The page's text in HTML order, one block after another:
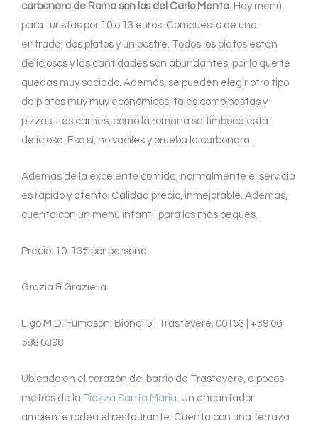
carbonara de Roma son los del Carlo Menta. Hay menú
para turistas por 10 o 13 euros. Compuesto de una
entrada, dos platos y un postre. Todos los platos están
deliciosos y las cantidades son abundantes, por lo que te
quedas muy saciado. Además, se pueden elegir otro tipo
de platos muy muy económicos, tales como pastas y
pizzas. Las carnes, como la romana saltimboca está
deliciosa. Eso sí, no vaciles y prueba la carbonara.
Además de la excelente comida, normalmente el servicio
es rápido y atento. Calidad precio, inmejorable. Además,
cuenta con un menú infantil para los más peques.
Precio: 10-13€ por persona.
Grazia & Graziella
L.go M.D. Fumasoni Biondi 5 | Trastevere, 00153 | +39 06
588 0398
Ubicado en el corazón del barrio de Trastevere, a pocos
metros de la Piazza Santa Maria. Un encantador
ambiente rodea el restaurante. Cuenta con una terraza